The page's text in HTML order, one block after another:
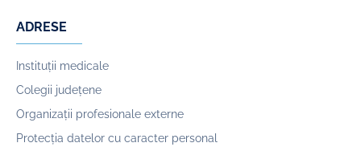
ADRESE
Instituții medicale
Colegii județene
Organizații profesionale externe
Protecția datelor cu caracter personal